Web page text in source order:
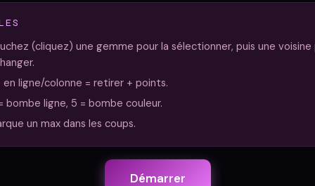
(cliquez) une gemme pour la sélectionner, puis une voisine
en ligne/colonne = retirer + points.
bombe ligne, 5 = bombe couleur.
un max dans les coups.
Démarrer